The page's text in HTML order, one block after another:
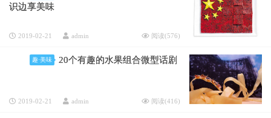
识边享美味
2019-02-21 admin 阅读(576)
趣·美味 20个有趣的水果组合微型话剧
2019-02-21 admin 阅读(416)